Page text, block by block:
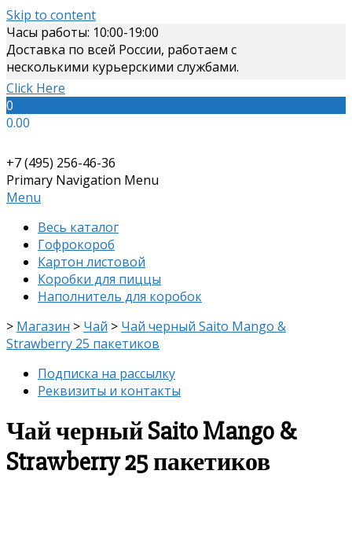
Skip to content
Часы работы: 10:00-19:00
Доставка по всей России, работаем с
несколькими курьерскими службами.
Click Here
0
0.00
+7 (495) 256-46-36
Primary Navigation Menu
Menu
Весь каталог
Гофрокороб
Картон листовой
Коробки для пиццы
Наполнитель для коробок
> Магазин > Чай > Чай черный Saito Mango &
Strawberry 25 пакетиков
Подписка на рассылку
Реквизиты и контакты
Чай черный Saito Mango &
Strawberry 25 пакетиков